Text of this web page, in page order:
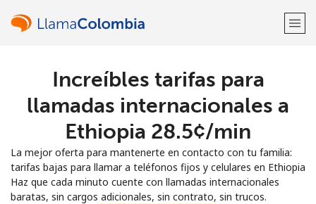
¡Bienvenido!
Regístrate con
Increíbles tarifas para
llamadas internacionales a
Ethiopia ⁦28.5¢⁩/min
La mejor oferta para mantenerte en contacto con tu familia:
tarifas bajas para llamar a teléfonos fijos y celulares en Ethiopia
Haz que cada minuto cuente con llamadas internacionales
baratas, sin cargos adicionales, sin contrato, sin trucos.